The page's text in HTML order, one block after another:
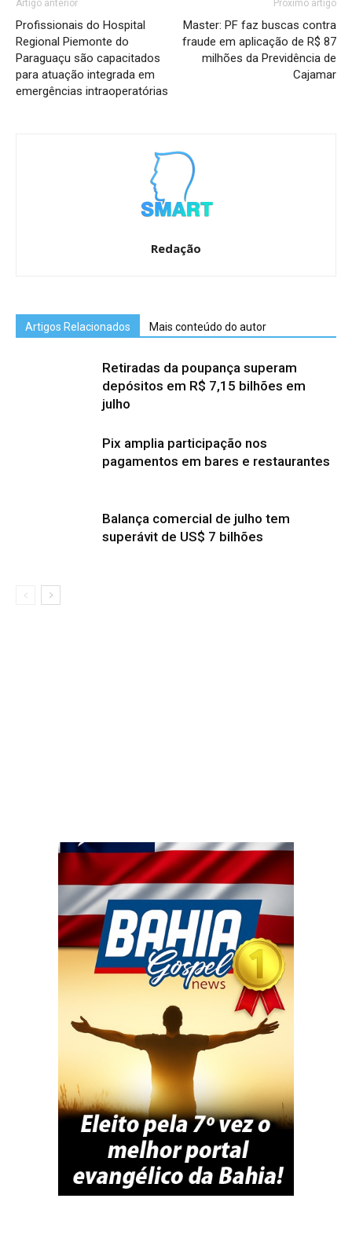
Artigo anterior
Profissionais do Hospital
Regional Piemonte do
Paraguaçu são capacitados
para atuação integrada em
emergências intraoperatórias
Próximo artigo
Master: PF faz buscas contra
fraude em aplicação de R$ 87
milhões da Previdência de
Cajamar
Redação
Artigos Relacionados Mais conteúdo do autor
Retiradas da poupança superam
depósitos em R$ 7,15 bilhões em
julho
Pix amplia participação nos
pagamentos em bares e restaurantes
Balança comercial de julho tem
superávit de US$ 7 bilhões